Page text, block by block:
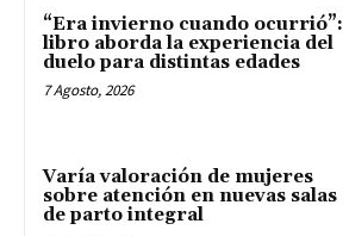
“Era invierno cuando ocurrió”:
libro aborda la experiencia del
duelo para distintas edades
7 Agosto, 2026
Varía valoración de mujeres
sobre atención en nuevas salas
de parto integral